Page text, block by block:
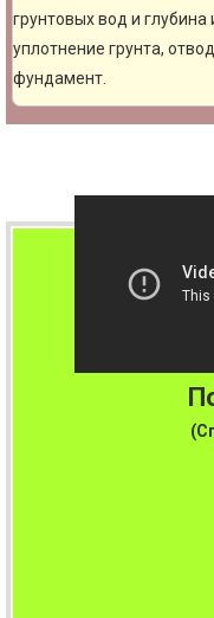
грунтовых вод и
уплотнение грунта,
фундамент.